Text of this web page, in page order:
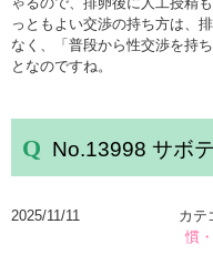
っともよい交渉の持ち方は、
なく、「普段から性交渉を持
となのですね。
No.13998 サボ
カテ
慣
2025/11/11